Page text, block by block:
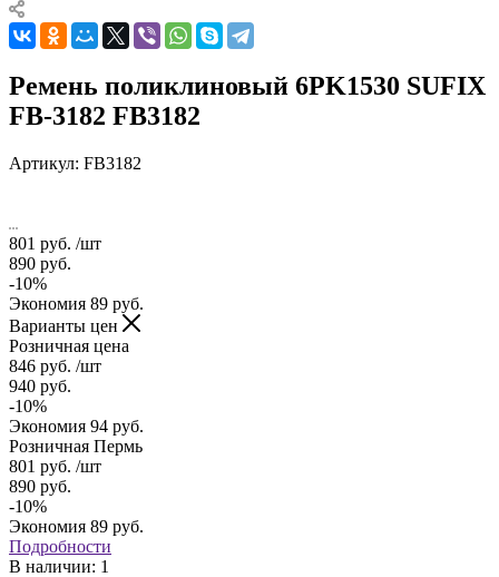
Ремень поликлиновый 6PK1530 SUFIX
FB-3182 FB3182
Артикул: FB3182
801 руб. /шт
890 руб.
-10%
Экономия 89 руб.
Варианты цен
Розничная цена
846 руб. /шт
940 руб.
-10%
Экономия 94 руб.
Розничная Пермь
801 руб. /шт
890 руб.
-10%
Экономия 89 руб.
Подробности
В наличии: 1